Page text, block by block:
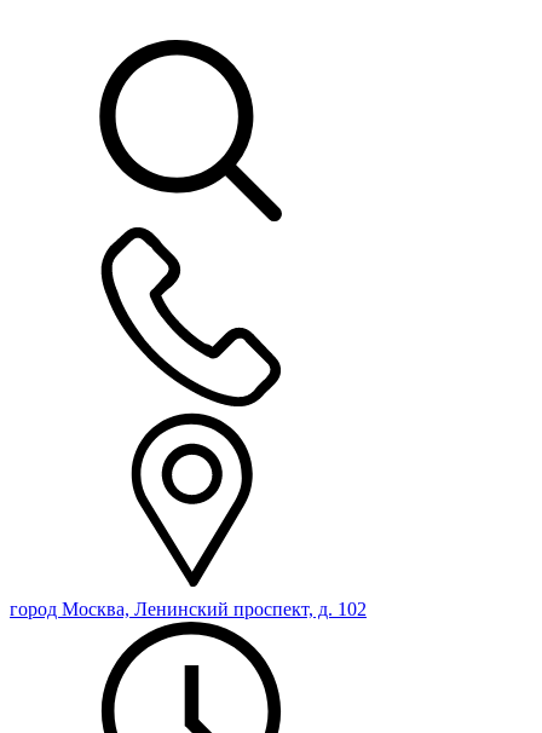
город Москва, Ленинский проспект, д. 102